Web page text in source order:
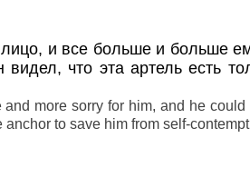
и все больше и больше
что эта артель есть
more sorry for him, and he
to save him from self-